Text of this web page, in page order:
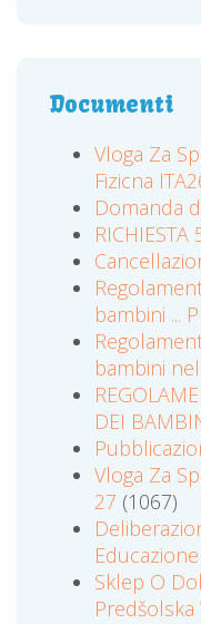
Documenti
Vloga Za
Fizicna
Domanda
RICHIESTA
bambini ...
bambini
DEI
Vloga Za
27 (1067)
Sklep O
Predšolska